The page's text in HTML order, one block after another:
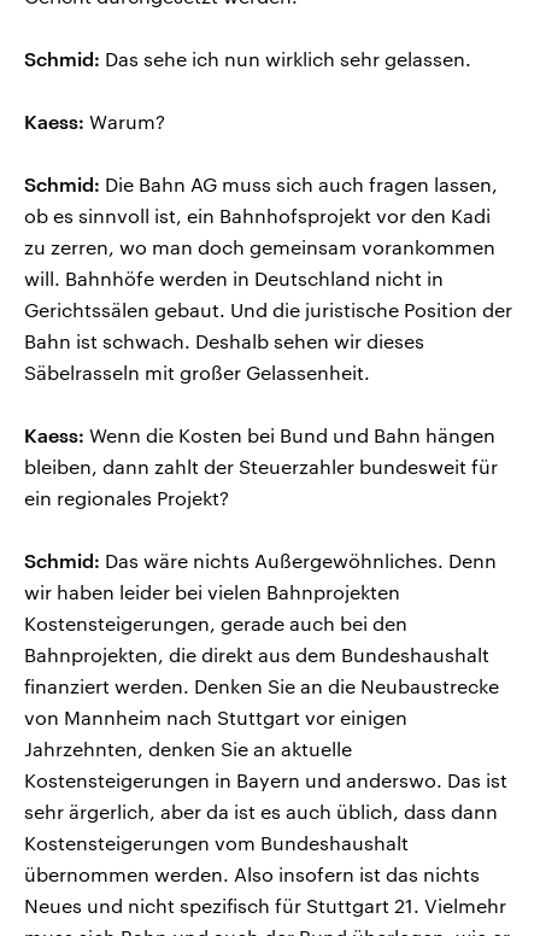
Schmid: Das sehe ich nun wirklich sehr gelassen.
Kaess: Warum?
Schmid: Die Bahn AG muss sich auch fragen lassen,
ob es sinnvoll ist, ein Bahnhofsprojekt vor den Kadi
zu zerren, wo man doch gemeinsam vorankommen
will. Bahnhöfe werden in Deutschland nicht in
Gerichtssälen gebaut. Und die juristische Position der
Bahn ist schwach. Deshalb sehen wir dieses
Säbelrasseln mit großer Gelassenheit.
Kaess: Wenn die Kosten bei Bund und Bahn hängen
bleiben, dann zahlt der Steuerzahler bundesweit für
ein regionales Projekt?
Schmid: Das wäre nichts Außergewöhnliches. Denn
wir haben leider bei vielen Bahnprojekten
Kostensteigerungen, gerade auch bei den
Bahnprojekten, die direkt aus dem Bundeshaushalt
finanziert werden. Denken Sie an die Neubaustrecke
von Mannheim nach Stuttgart vor einigen
Jahrzehnten, denken Sie an aktuelle
Kostensteigerungen in Bayern und anderswo. Das ist
sehr ärgerlich, aber da ist es auch üblich, dass dann
Kostensteigerungen vom Bundeshaushalt
übernommen werden. Also insofern ist das nichts
Neues und nicht spezifisch für Stuttgart 21. Vielmehr